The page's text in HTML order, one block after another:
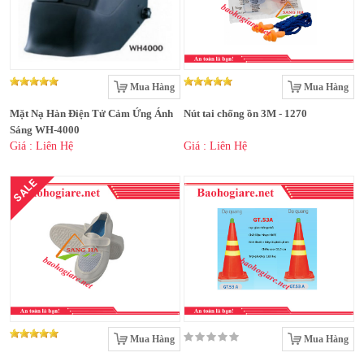
Mua Hàng
Mặt Nạ Hàn Điện Tử Cảm Ứng Ánh
Sáng WH-4000
Giá : Liên Hệ
Mua Hàng
Nút tai chống ồn 3M - 1270
Giá : Liên Hệ
SALE
Mua Hàng Mua Hàng